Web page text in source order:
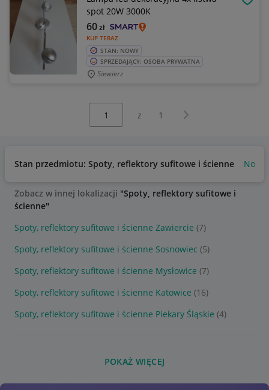
spot 20W 3000K
KUP TERAZ
60zł
STAN: NOWY
SPRZEDAJĄCY: OSOBA PRYWATNA
Siewierz
z 1 Następna strona
Stan przedmiotu: Spoty, reflektory sufitowe i ścienne Nowy
Zobacz w innej lokalizacji "Spoty, reflektory sufitowe i
ścienne"
Spoty, reflektory sufitowe i ścienne Zawiercie (7)
Spoty, reflektory sufitowe i ścienne Sosnowiec (5)
Spoty, reflektory sufitowe i ścienne Mysłowice (7)
Spoty, reflektory sufitowe i ścienne Katowice (16)
Spoty, reflektory sufitowe i ścienne Piekary Śląskie (4)
POKAŻ WIĘCEJ